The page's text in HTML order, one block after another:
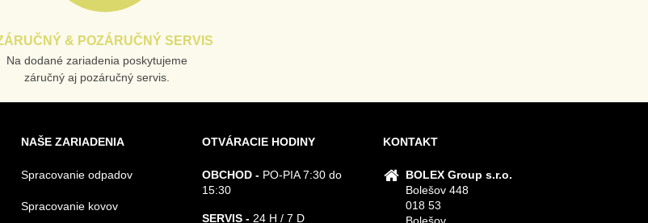
& POZÁRUČNÝ SERVIS
Na dodané zariadenia poskytujeme
záručný aj pozáručný servis.
NAŠE ZARIADENIA
Spracovanie odpadov
Spracovanie kovov
OTVÁRACIE HODINY
OBCHOD - PO-PIA 7:30 do
15:30
SERVIS - 24 H / 7 D
KONTAKT
BOLEX Group s.r.o.
Bolešov 448
018 53